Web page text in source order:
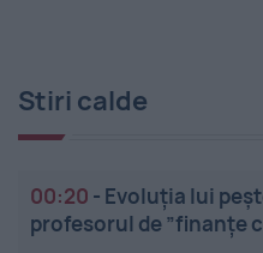
Stiri calde
00:20 - Evoluția lui
profesorul de ”finanțe